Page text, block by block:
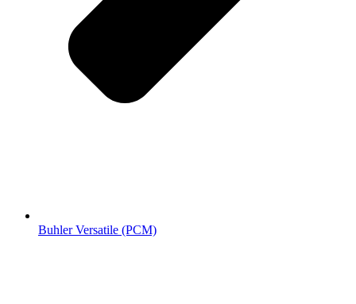
Buhler Versatile (РСМ)